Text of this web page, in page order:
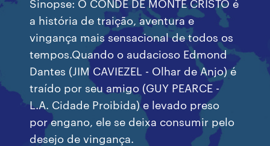
a história de traição, aventura e
vingança mais sensacional de todos os
tempos.Quando o audacioso Edmond
Dantes (JIM CAVIEZEL - Olhar de Anjo) é
traído por seu amigo (GUY PEARCE -
L.A. Cidade Proibida) e levado preso
por engano, ele se deixa consumir pelo
desejo de vingança.